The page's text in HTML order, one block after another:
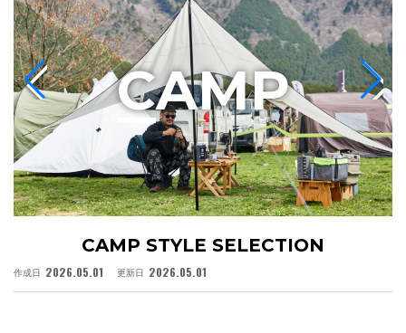
CAMP STYLE SELECTION
作成日 2026.05.01 更新日 2026.05.01
CAMP